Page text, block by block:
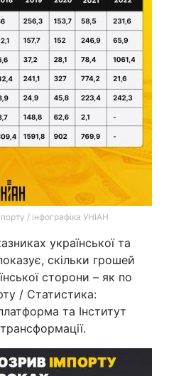
/ інфографіка УНІАН
української та
скільки грошей
сторони – як по
/ Статистика:
та Інститут